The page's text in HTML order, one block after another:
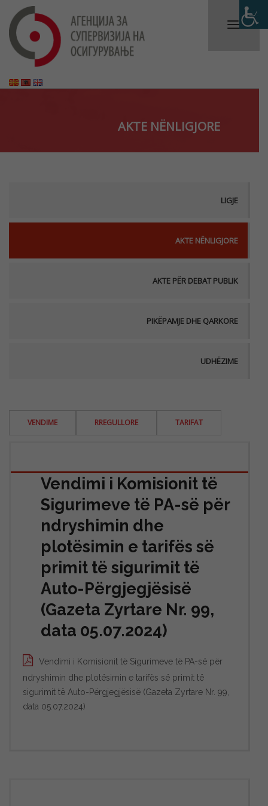
AKTE NËNLIGJORE
LIGJE
AKTE NËNLIGJORE
AKTE PËR DEBAT PUBLIK
PIKËPAMJE DHE QARKORE
UDHËZIME
VENDIME RREGULLORE TARIFAT
Vendimi i Komisionit të
Sigurimeve të PA-së për
ndryshimin dhe
plotësimin e tarifës së
primit të sigurimit të
Auto-Përgjegjësisë
(Gazeta Zyrtare Nr. 99,
data 05.07.2024)
Vendimi i Komisionit të Sigurimeve të PA-së për
ndryshimin dhe plotësimin e tarifës së primit të
sigurimit të Auto-Përgjegjësisë (Gazeta Zyrtare Nr. 99,
data 05.07.2024)